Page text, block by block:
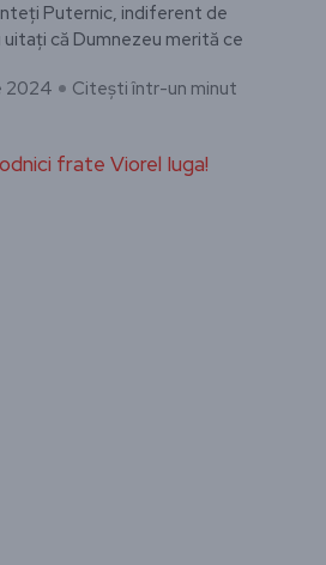
Puternic, indiferent de
că Dumnezeu merită ce
2024 Citești într-un minut